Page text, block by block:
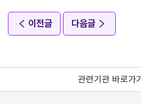
이전글 다음글
관련기관 바로가기